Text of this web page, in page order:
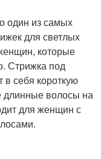
один из самых
для светлых
которые
Стрижка под
в себя короткую
длинные волосы на
для женщин с